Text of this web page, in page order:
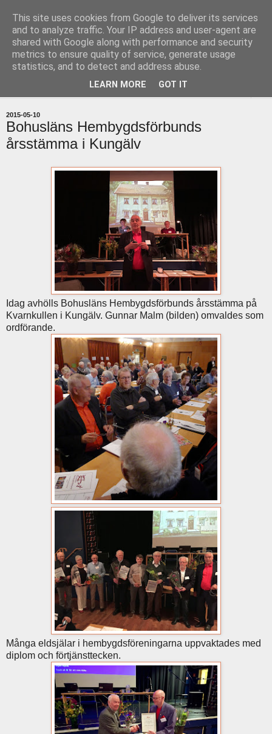
uddevallabloggen.se
med stort och smått från Uddevallas horisont
2015-05-10
Bohusläns Hembygdsförbunds
årsstämma i Kungälv
Idag avhölls Bohusläns Hembygdsförbunds årsstämma på
Kvarnkullen i Kungälv. Gunnar Malm (bilden) omvaldes som
ordförande.
Många eldsjälar i hembygdsföreningarna uppvaktades med
diplom och förtjänsttecken.
This site uses cookies from Google to deliver its services
and to analyze traffic. Your IP address and user-agent are
shared with Google along with performance and security
metrics to ensure quality of service, generate usage
statistics, and to detect and address abuse.
LEARN MORE GOT IT